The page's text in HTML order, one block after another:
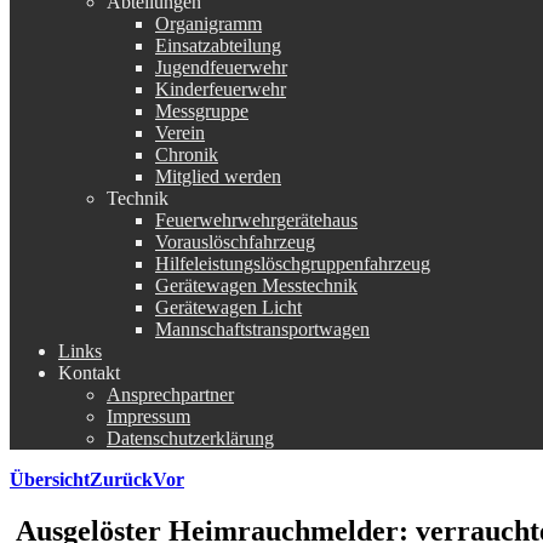
Organigramm
Einsatzabteilung
Jugendfeuerwehr
Kinderfeuerwehr
Messgruppe
Verein
Chronik
Mitglied werden
Technik
Feuerwehrwehrgerätehaus
Vorauslöschfahrzeug
Hilfeleistungslöschgruppenfahrzeug
Gerätewagen Messtechnik
Gerätewagen Licht
Mannschaftstransportwagen
Links
Kontakt
Ansprechpartner
Impressum
Datenschutzerklärung
ÜbersichtZurückVor
Ausgelöster Heimrauchmelder: